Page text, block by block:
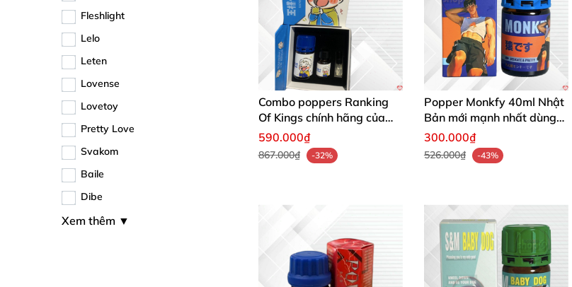
Fleshlight
Lelo
Leten
Lovense
Lovetoy
Pretty Love
Svakom
Baile
Dibe
Xem thêm ▼
Combo poppers Ranking
Of Kings chính hãng của
Nhật Bản
590.000₫
867.000₫ -32%
Popper Monkfy 40ml Nhật
Bản mới mạnh nhất dùng
ngay
300.000₫
526.000₫ -43%